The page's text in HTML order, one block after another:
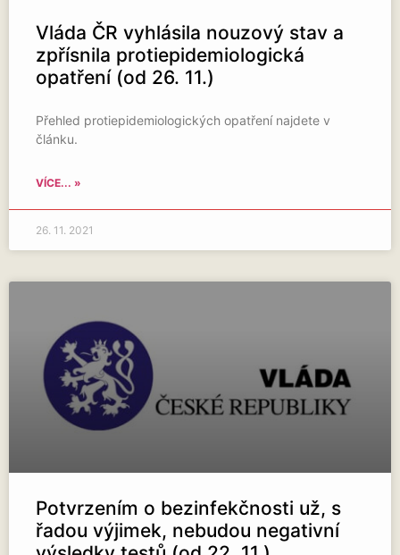
Vláda ČR vyhlásila nouzový stav a
zpřísnila protiepidemiologická
opatření (od 26. 11.)
Přehled protiepidemiologických opatření najdete v
článku.
VÍCE... »
26. 11. 2021
Potvrzením o bezinfekčnosti už, s
řadou výjimek, nebudou negativní